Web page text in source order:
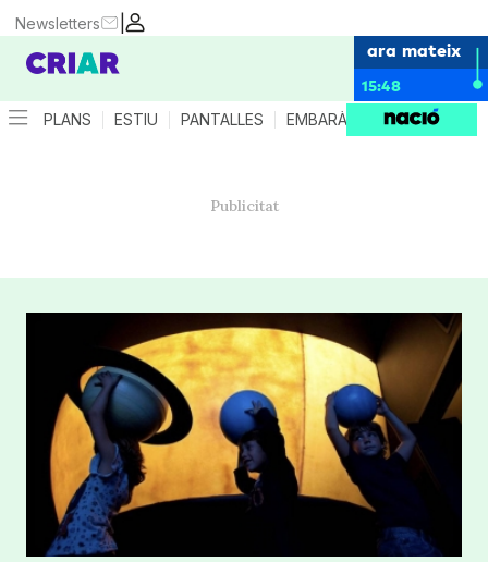
|
Newsletters
ara mateix
15:48
PLANS ESTIU PANTALLES EMBARÀS CRIANÇA